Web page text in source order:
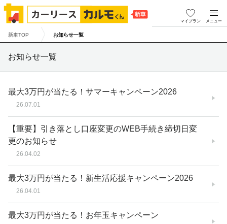
マイプラン メニュー
新車TOP お知らせ一覧
お知らせ一覧
最大3万円が当たる！サマーキャンペーン2026
26.07.01
【重要】引き落とし口座変更のWEB手続き締切日変
更のお知らせ
26.04.02
最大3万円が当たる！新生活応援キャンペーン2026
26.04.01
最大3万円が当たる！お年玉キャンペーン